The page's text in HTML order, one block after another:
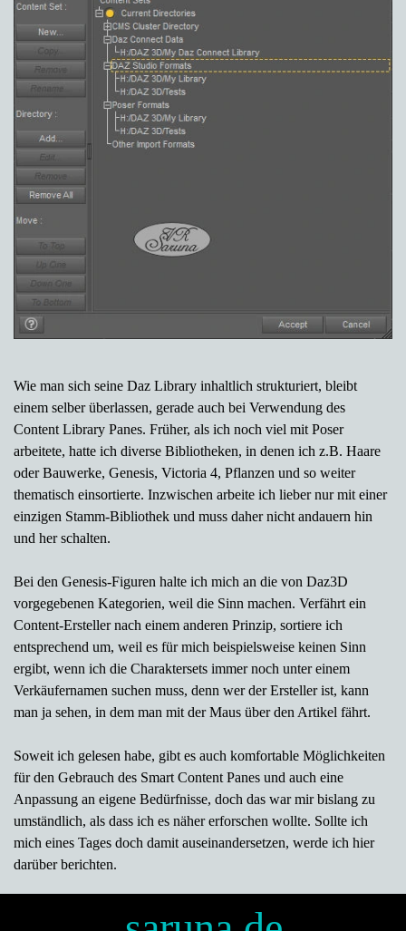
Wie man sich seine Daz Library inhaltlich strukturiert, bleibt
einem selber überlassen, gerade auch bei Verwendung des
Content Library Panes. Früher, als ich noch viel mit Poser
arbeitete, hatte ich diverse Bibliotheken, in denen ich z.B. Haare
oder Bauwerke, Genesis, Victoria 4, Pflanzen und so weiter
thematisch einsortierte. Inzwischen arbeite ich lieber nur mit einer
einzigen Stamm-Bibliothek und muss daher nicht andauern hin
und her schalten.
Bei den Genesis-Figuren halte ich mich an die von Daz3D
vorgegebenen Kategorien, weil die Sinn machen. Verfährt ein
Content-Ersteller nach einem anderen Prinzip, sortiere ich
entsprechend um, weil es für mich beispielsweise keinen Sinn
ergibt, wenn ich die Charaktersets immer noch unter einem
Verkäufernamen suchen muss, denn wer der Ersteller ist, kann
man ja sehen, in dem man mit der Maus über den Artikel fährt.
Soweit ich gelesen habe, gibt es auch komfortable Möglichkeiten
für den Gebrauch des Smart Content Panes und auch eine
Anpassung an eigene Bedürfnisse, doch das war mir bislang zu
umständlich, als dass ich es näher erforschen wollte. Sollte ich
mich eines Tages doch damit auseinandersetzen, werde ich hier
darüber berichten.